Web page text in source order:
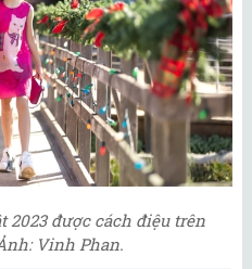
được cách điệu trên
Vinh Phan.